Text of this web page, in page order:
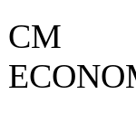
CM